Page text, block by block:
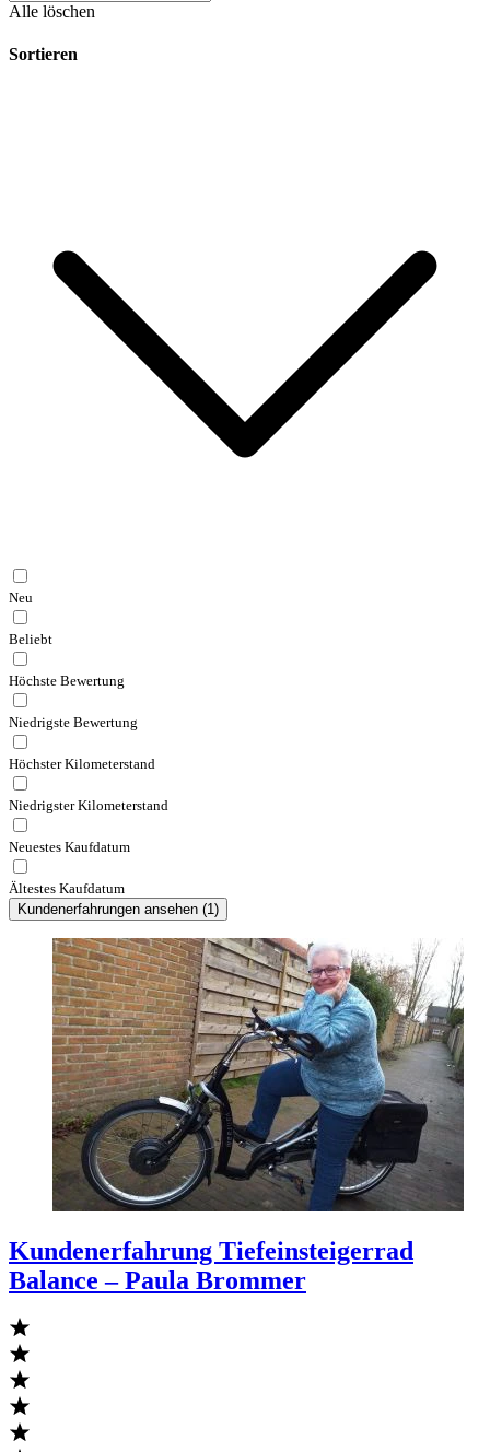
Alle löschen
Sortieren
Neu
Beliebt
Höchste Bewertung
Niedrigste Bewertung
Höchster Kilometerstand
Niedrigster Kilometerstand
Neuestes Kaufdatum
Ältestes Kaufdatum
Kundenerfahrungen ansehen (1)
Kundenerfahrung Tiefeinsteigerrad
Balance – Paula Brommer